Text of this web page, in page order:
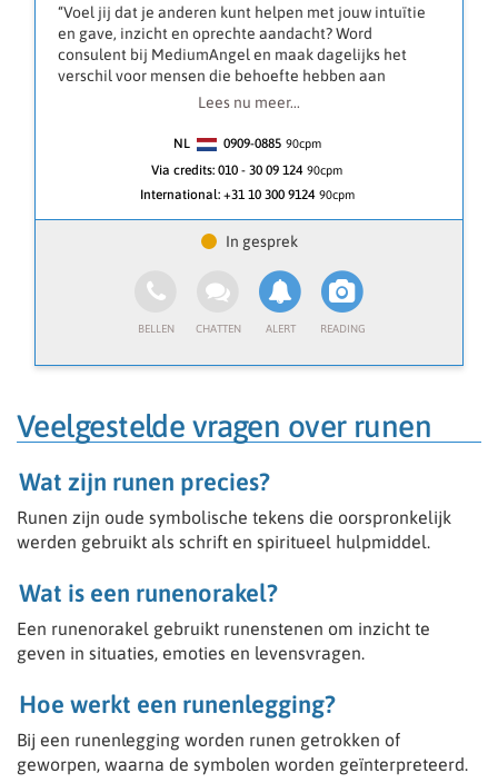
“Voel jij dat je anderen kunt helpen met jouw intuïtie
en gave, inzicht en oprechte aandacht? Word
consulent bij MediumAngel en maak dagelijks het
verschil voor mensen die behoefte hebben aan
duidelijke en respectvolle begeleiding.”
consulent bied je mensen een luisterend oor, maar
ondersteuning op momenten dat zij dit nodig hebben.
Wat je doet
• Mensen begeleiden via telefoon of chat
• Werken met intuïtie, empathie en respect
• Een veilige en vertrouwde omgeving bieden
• Je bent empathisch en integer
• Je communiceert duidelijk en professioneel
• Ervaring met coaching of spiritualiteit
Wat je krijgt
• Volledig flexibel werken (waar en wanneer jij wilt)
• Werken vanuit huis
• Onderdeel van een professioneel platform
Wij zijn op zoek naar gemotiveerde consulenten.
Spreekt onderstaande je aan, vul het vacature
formulier in en we zullen contact opnemen voor een
Kun jij of ben jij o.a.:
- Zelfstandig ondernemer
- Helderziend
- Medium
Lees nu meer...
NL 0909-0885 90cpm
Via credits: 010 - 30 09 124 90cpm
International: +31 10 300 9124 90cpm
Veelgestelde vragen over runen
Wat zijn runen precies?
Runen zijn oude symbolische tekens die oorspronkelijk
werden gebruikt als schrift en spiritueel hulpmiddel.
Wat is een runenorakel?
Een runenorakel gebruikt runenstenen om inzicht te
geven in situaties, emoties en levensvragen.
Hoe werkt een runenlegging?
Bij een runenlegging worden runen getrokken of
geworpen, waarna de symbolen worden geïnterpreteerd.